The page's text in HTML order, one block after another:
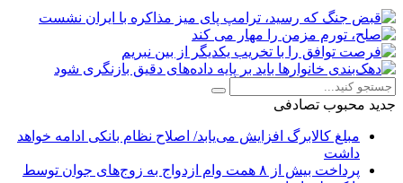
جدید محبوب تصادفی
مبلغ کالابرگ افزایش می‌یابد/ اصلاح نظام بانکی ادامه خواهد
داشت
پرداخت بیش از ۸ همت وام ازدواج به زوج‌های جوان توسط